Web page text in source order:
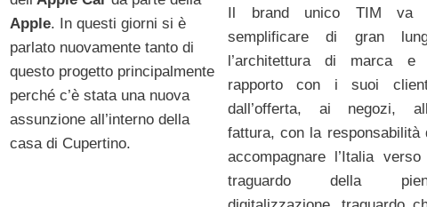
Il brand unico TIM va
semplificare di gran
l’architettura di marca e
rapporto con i suoi
dall’offerta, ai negozi,
fattura, con la responsabilità
accompagnare l’Italia
traguardo della
Apple. In questi giorni si è
parlato nuovamente tanto di
questo progetto principalmente
perché c’è stata una nuova
assunzione all’interno della
casa di Cupertino.